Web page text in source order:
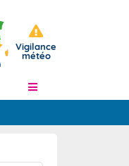
Vigilance
météo